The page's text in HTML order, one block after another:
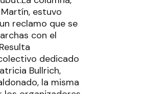
estuvo
reclamo que se
con el
dedicado
Bullrich,
la misma